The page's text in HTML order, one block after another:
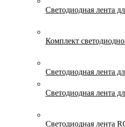
Светодиодная лента
Комплект
Светодиодная лента
Светодиодная лента
Светодиодная лента